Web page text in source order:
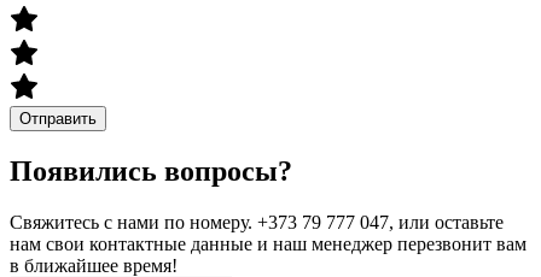
Отправить
Появились вопросы?
Свяжитесь с нами по номеру. +373 79 777 047, или оставьте
нам свои контактные данные и наш менеджер перезвонит вам
в ближайшее время!